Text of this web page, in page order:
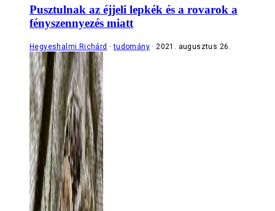
Pusztulnak az éjjeli lepkék és a rovarok a
fényszennyezés miatt
Hegyeshalmi Richárd tudomány 2021. augusztus 26.